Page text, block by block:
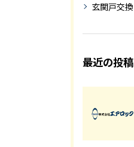
玄関戸交換
最近の投稿